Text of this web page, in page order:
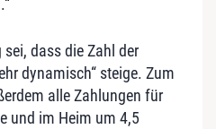
dass die Zahl der
dynamisch“ steige. Zum
alle Zahlungen für
und im Heim um 4,5